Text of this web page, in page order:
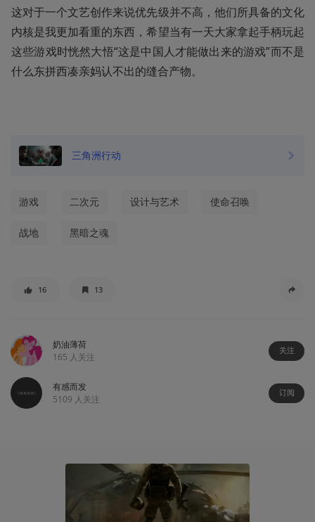
这对于一个文艺创作来说优先级并不高，他们所具备的文化
内核是我更加看重的东西，希望当有一天大家拿起手柄玩起
这些游戏时恍然大悟“这是中国人才能做出来的游戏”而不是
什么东拼西凑亲妈认不出的缝合产物。
三角洲行动
游戏 二次元 设计与艺术 使命召唤
战地 黑暗之魂
16 13
奶油薄荷
165 人关注
关注
有感而发
5109 人关注
订阅